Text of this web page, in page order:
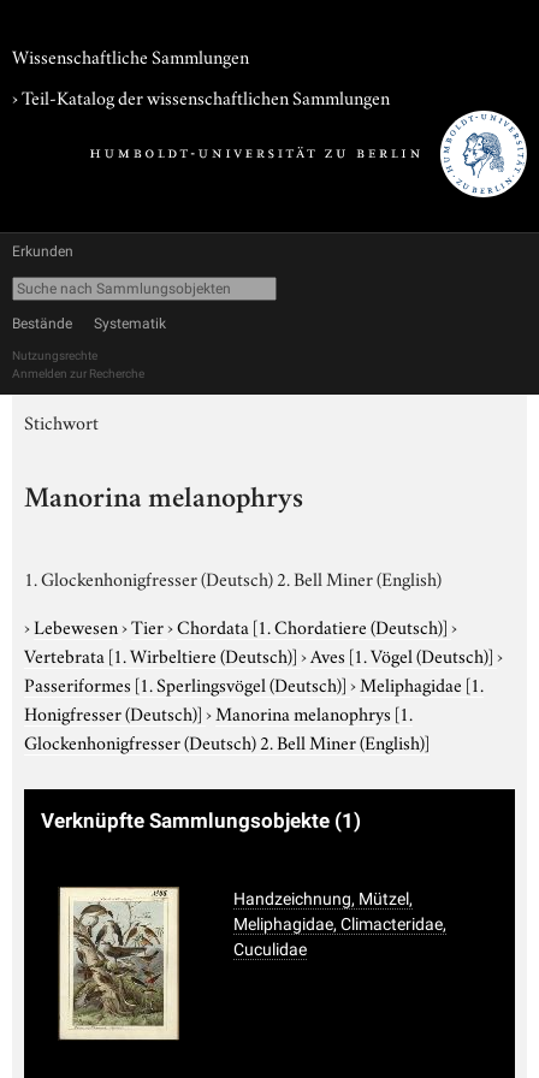
Wissenschaftliche Sammlungen
› Teil-Katalog der wissenschaftlichen Sammlungen
Erkunden
Bestände Systematik
Nutzungsrechte
Anmelden zur Recherche
Stichwort
Manorina melanophrys
1. Glockenhonigfresser (Deutsch) 2. Bell Miner (English)
›Lebewesen›Tier›Chordata [1. Chordatiere (Deutsch)]›
Vertebrata [1. Wirbeltiere (Deutsch)]›Aves [1. Vögel (Deutsch)]›
Passeriformes [1. Sperlingsvögel (Deutsch)]›Meliphagidae [1.
Honigfresser (Deutsch)]›Manorina melanophrys [1.
Glockenhonigfresser (Deutsch) 2. Bell Miner (English)]
Verknüpfte Sammlungsobjekte (1)
Handzeichnung, Mützel,
Meliphagidae, Climacteridae,
Cuculidae